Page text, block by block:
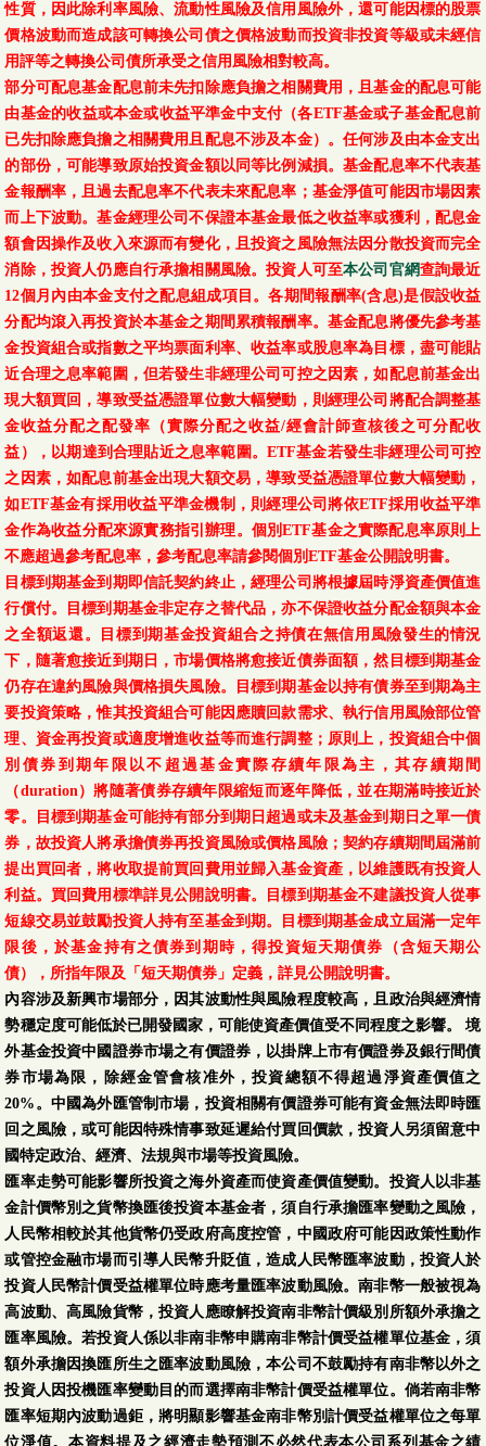
性質，因此除利率風險、流動性風險及信用風險外，還可能因標的股票
價格波動而造成該可轉換公司債之價格波動而投資非投資等級或未經信
用評等之轉換公司債所承受之信用風險相對較高。
部分可配息基金配息前未先扣除應負擔之相關費用，且基金的配息可能
由基金的收益或本金或收益平準金中支付（各ETF基金或子基金配息前
已先扣除應負擔之相關費用且配息不涉及本金）。任何涉及由本金支出
的部份，可能導致原始投資金額以同等比例減損。基金配息率不代表基
金報酬率，且過去配息率不代表未來配息率；基金淨值可能因市場因素
而上下波動。基金經理公司不保證本基金最低之收益率或獲利，配息金
額會因操作及收入來源而有變化，且投資之風險無法因分散投資而完全
消除，投資人仍應自行承擔相關風險。投資人可至本公司官網查詢最近
12個月內由本金支付之配息組成項目。各期間報酬率(含息)是假設收益
分配均滾入再投資於本基金之期間累積報酬率。基金配息將優先參考基
金投資組合或指數之平均票面利率、收益率或股息率為目標，盡可能貼
近合理之息率範圍，但若發生非經理公司可控之因素，如配息前基金出
現大額買回，導致受益憑證單位數大幅變動，則經理公司將配合調整基
金收益分配之配發率（實際分配之收益/經會計師查核後之可分配收
益），以期達到合理貼近之息率範圍。ETF基金若發生非經理公司可控
之因素，如配息前基金出現大額交易，導致受益憑證單位數大幅變動，
如ETF基金有採用收益平準金機制，則經理公司將依ETF採用收益平準
金作為收益分配來源實務指引辦理。個別ETF基金之實際配息率原則上
不應超過參考配息率，參考配息率請參閱個別ETF基金公開說明書。
目標到期基金到期即信託契約終止，經理公司將根據屆時淨資產價值進
行償付。目標到期基金非定存之替代品，亦不保證收益分配金額與本金
之全額返還。目標到期基金投資組合之持債在無信用風險發生的情況
下，隨著愈接近到期日，市場價格將愈接近債券面額，然目標到期基金
仍存在違約風險與價格損失風險。目標到期基金以持有債券至到期為主
要投資策略，惟其投資組合可能因應贖回款需求、執行信用風險部位管
理、資金再投資或適度增進收益等而進行調整；原則上，投資組合中個
別債券到期年限以不超過基金實際存續年限為主，其存續期間
（duration）將隨著債券存續年限縮短而逐年降低，並在期滿時接近於
零。目標到期基金可能持有部分到期日超過或未及基金到期日之單一債
券，故投資人將承擔債券再投資風險或價格風險；契約存續期間屆滿前
提出買回者，將收取提前買回費用並歸入基金資產，以維護既有投資人
利益。買回費用標準詳見公開說明書。目標到期基金不建議投資人從事
短線交易並鼓勵投資人持有至基金到期。目標到期基金成立屆滿一定年
限後，於基金持有之債券到期時，得投資短天期債券（含短天期公
債），所指年限及「短天期債券」定義，詳見公開說明書。
內容涉及新興市場部分，因其波動性與風險程度較高，且政治與經濟情
勢穩定度可能低於已開發國家，可能使資產價值受不同程度之影響。 境
外基金投資中國證券市場之有價證券，以掛牌上市有價證券及銀行間債
券市場為限，除經金管會核准外，投資總額不得超過淨資產價值之
20%。中國為外匯管制市場，投資相關有價證券可能有資金無法即時匯
回之風險，或可能因特殊情事致延遲給付買回價款，投資人另須留意中
國特定政治、經濟、法規與巿場等投資風險。
匯率走勢可能影響所投資之海外資產而使資產價值變動。投資人以非基
金計價幣別之貨幣換匯後投資本基金者，須自行承擔匯率變動之風險，
人民幣相較於其他貨幣仍受政府高度控管，中國政府可能因政策性動作
或管控金融市場而引導人民幣升貶值，造成人民幣匯率波動，投資人於
投資人民幣計價受益權單位時應考量匯率波動風險。南非幣一般被視為
高波動、高風險貨幣，投資人應瞭解投資南非幣計價級別所額外承擔之
匯率風險。若投資人係以非南非幣申購南非幣計價受益權單位基金，須
額外承擔因換匯所生之匯率波動風險，本公司不鼓勵持有南非幣以外之
投資人因投機匯率變動目的而選擇南非幣計價受益權單位。倘若南非幣
匯率短期內波動過鉅，將明顯影響基金南非幣別計價受益權單位之每單
位淨值。本資料提及之經濟走勢預測不必然代表本公司系列基金之績